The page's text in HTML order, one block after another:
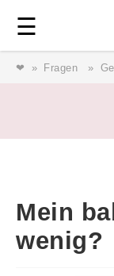
☰
❤ Fragen
Mein
wenig?
Forum